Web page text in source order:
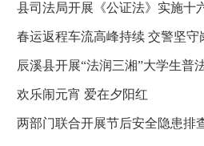
县司法局开展《公证法》实施十
春运返程车流高峰持续 交警坚守
辰溪县开展“法润三湘”大学生普
欢乐闹元宵 爱在夕阳红
两部门联合开展节后安全隐患排